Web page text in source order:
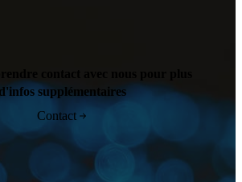
contact avec nous pour plus
d'infos supplémentaires
Contact